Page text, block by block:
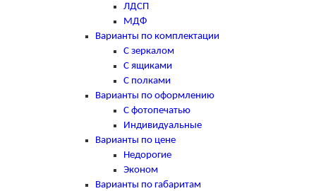
ЛДСП
МДФ
Варианты по комплектации
С зеркалом
С ящиками
С полками
Варианты по оформлению
С фотопечатью
Индивидуальные
Варианты по цене
Недорогие
Эконом
Варианты по габаритам